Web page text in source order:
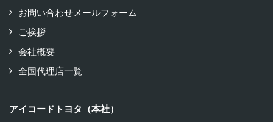
お問い合わせメールフォーム
ご挨拶
会社概要
全国代理店一覧
アイコードトヨタ（本社）